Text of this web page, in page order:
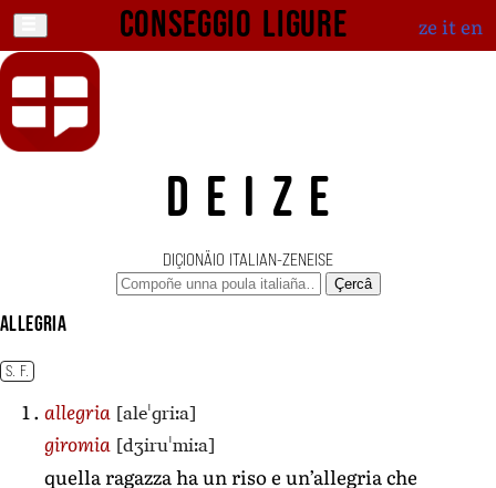
Conseggio ligure ze iten
DEIZE
DIÇIONÄIO ITALIAN-ZENEISE
Çercâ
allegria
S. F.
allegria [aleˈɡriːa]
giromia [dʒiruˈmiːa]
quella ragazza ha un riso e un’allegria che